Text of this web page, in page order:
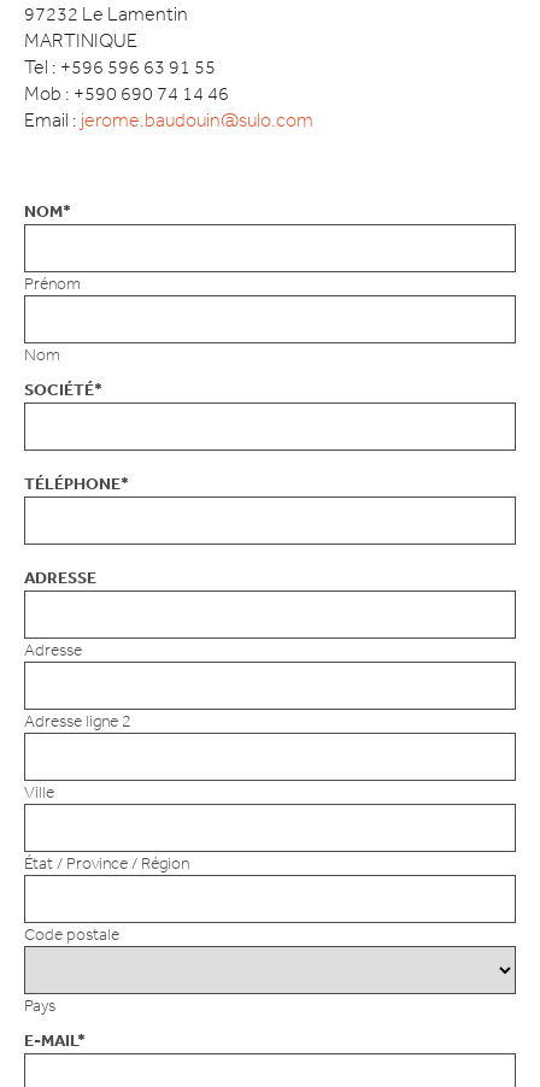
97232 Le Lamentin
MARTINIQUE
Tel : +596 596 63 91 55
Mob : +590 690 74 14 46
Email : jerome.baudouin@sulo.com
NOM*
Prénom
Nom
SOCIÉTÉ*
TÉLÉPHONE*
ADRESSE
Adresse
Adresse ligne 2
Ville
État / Province / Région
Code postale
Pays
E-MAIL*